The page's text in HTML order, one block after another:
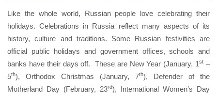
Like the whole world, Russian people love celebrating their
holidays. Celebrations in Russia reflect many aspects of its
history, culture and traditions. Some Russian festivities are
official public holidays and government offices, schools and
banks have their days off. These are New Year (January, 1st –
5th), Orthodox Christmas (January, 7th), Defender of the
Motherland Day (February, 23rd), International Women’s Day